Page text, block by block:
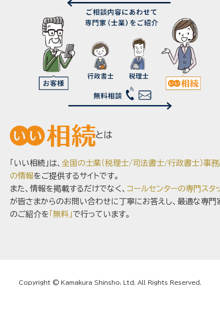
とは
「いい相続」は、 全国の士業（税理士/司法書士/行政書士）事
の情報をご提供するサイトです。
また、情報を掲載するだけでなく、 コールセンターの専門スタ
が皆さまからのお問い合わせに丁寧にお答えし、最適な専門
のご紹介を 「無料」で行っています。
Copyright © Kamakura Shinsho, Ltd. All Rights Reserved.